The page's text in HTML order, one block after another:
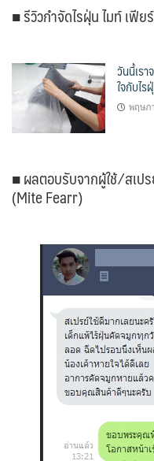
■ รีวิวกำจัดไรฝุ่น ไมท์ เฟี
วันนี้เร
ใจกับไ
พฤษภ
■ ผลตอบรับจากผู้ใช้ ⁄ สเ
(Mite Fearr)